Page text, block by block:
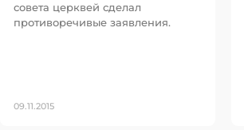
совета церквей сделал
противоречивые заявления.
09.11.2015